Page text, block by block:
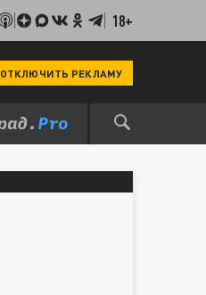
18+
ОТКЛЮЧИТЬ РЕКЛАМУ